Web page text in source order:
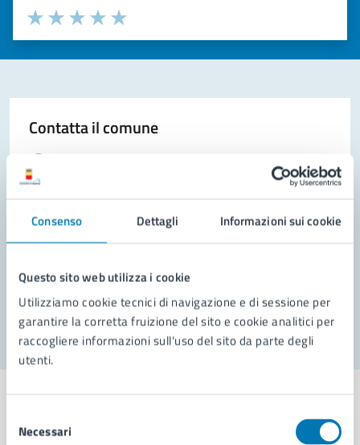
Consenso Dettagli Informazioni sui cookie
Questo sito web utilizza i cookie
Utilizziamo cookie tecnici di navigazione e di sessione per
garantire la corretta fruizione del sito e cookie analitici per
raccogliere informazioni sull'uso del sito da parte degli
utenti.
delNecessari
Valuta la chiarezza delle informazioni (da 1 a 5 stelle)
Seleziona il numero di stelle per valutare la chiarezza delle
Valuta 5 stelle su 5
Valuta 4 stelle su 5
Valuta 3 stelle su 5
Valuta 2 stelle su 5
Valuta 1 stelle su 5
Contatta il comune
Prenota appuntamento
Problemi in città
Segnala disservizio